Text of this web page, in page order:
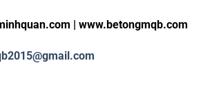
| www.betongmqb.com